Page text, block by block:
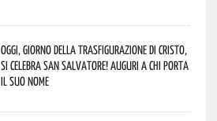
Oggi, giorno della Trasfigurazione di Cristo,
si celebra San Salvatore! Auguri a chi porta
il suo nome